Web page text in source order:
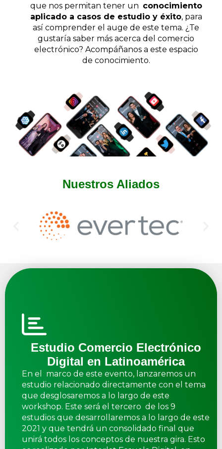
que nos permitan tener un conocimiento
aplicado a casos de estudio y éxito, para
así comprender el auge de este tema. ¿Te
gustaría saber más acerca del comercio
electrónico? Acompáñanos a este espacio
de conocimiento.
Nuestros Aliados
Estudio Comercio Electrónico
Digital en Latinoamérica
En el marco de este evento, lanzaremos un
estudio relacionado directamente con el tema
que desglosaremos a lo largo de este
workshop. Este será el tercero de los 9
estudios que desarrollaremos a lo largo de este
2021 y que tendrá un consolidado final que
unirá todos los conceptos de nuestra gira. Esto